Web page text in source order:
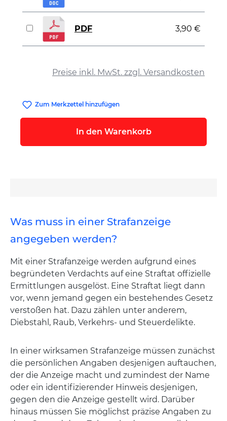
Preise inkl. MwSt. zzgl. Versandkosten
PDF 3,90 €
Zum Merkzettel hinzufügen
In den Warenkorb
Was muss in einer Strafanzeige
angegeben werden?
Mit einer Strafanzeige werden aufgrund eines
begründeten Verdachts auf eine Straftat offizielle
Ermittlungen ausgelöst. Eine Straftat liegt dann
vor, wenn jemand gegen ein bestehendes Gesetz
verstoßen hat. Dazu zählen unter anderem,
Diebstahl, Raub, Verkehrs- und Steuerdelikte.
In einer wirksamen Strafanzeige müssen zunächst
die persönlichen Angaben desjenigen auftauchen,
der die Anzeige macht und zumindest der Name
oder ein identifizierender Hinweis desjenigen,
gegen den die Anzeige gestellt wird. Darüber
hinaus müssen Sie möglichst präzise Angaben zu